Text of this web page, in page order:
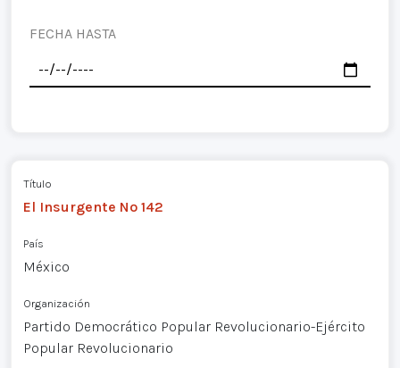
FECHA HASTA
Título
El Insurgente Nº 142
País
México
Organización
Partido Democrático Popular Revolucionario-Ejército
Popular Revolucionario